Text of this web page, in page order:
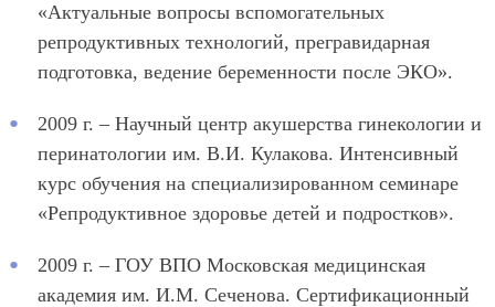
«Актуальные вопросы вспомогательных
репродуктивных технологий, прегравидарная
подготовка, ведение беременности после ЭКО».
2009 г. – Научный центр акушерства гинекологии и
перинатологии им. В.И. Кулакова. Интенсивный
курс обучения на специализированном семинаре
«Репродуктивное здоровье детей и подростков».
2009 г. – ГОУ ВПО Московская медицинская
академия им. И.М. Сеченова. Сертификационный